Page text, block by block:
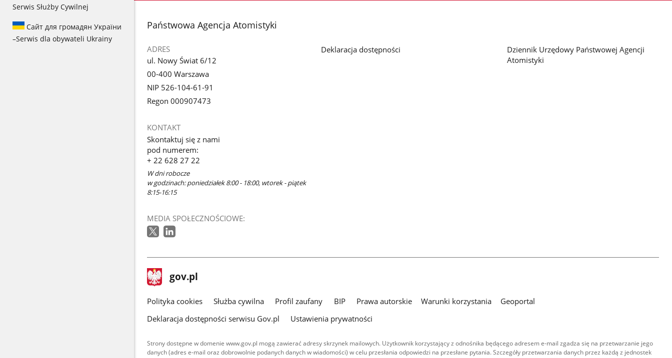
Serwis Służby Cywilnej
Сайт для громадян України
–Serwis dla obywateli Ukrainy
stopka
Państwowa Agencja Atomistyki
ADRES
ul. Nowy Świat 6/12
00-400 Warszawa
NIP 526-104-61-91
Regon 000907473
KONTAKT
Skontaktuj się z nami
pod numerem:
+ 22 628 27 22
W dni robocze
w godzinach: poniedziałek 8:00 - 18:00, wtorek - piątek
8:15-16:15
MEDIA SPOŁECZNOŚCIOWE:
Deklaracja dostępności
Dziennik Urzędowy Państwowej Agencji
Atomistyki
stopka
gov.pl Strona
gov.pl
gov.pl
Polityka cookies Służba cywilna Profil zaufany BIP Prawa autorskie Warunki korzystania
Geoportal
Deklaracja dostępności serwisu Gov.pl
Ustawienia prywatności
Strony dostępne w domenie www.gov.pl mogą zawierać adresy skrzynek mailowych. Użytkownik korzystający z odnośnika będącego adresem e-mail zgadza się na przetwarzanie jego
danych (adres e-mail oraz dobrowolnie podanych danych w wiadomości) w celu przesłania odpowiedzi na przesłane pytania. Szczegóły przetwarzania danych przez każdą z jednostek